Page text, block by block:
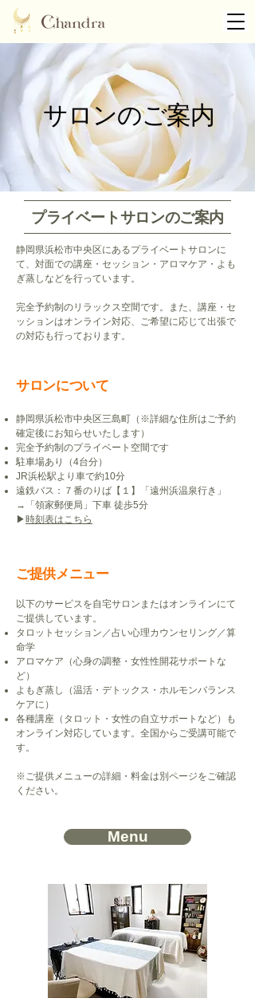
サロンのご案内
プライベートサロンのご案内
静岡県浜松市中央区にあるプライベートサロンに
て、対面での講座・セッション・アロマケア・よも
ぎ蒸しなどを行っています。
完全予約制のリラックス空間です。また、講座・セ
ッションはオンライン対応、ご希望に応じて出張で
の対応も行っております。
サロンについて
静岡県浜松市中央区三島町（※詳細な住所はご予約
確定後にお知らせいたします）
完全予約制のプライベート空間です
駐車場あり（4台分）
JR浜松駅より車で約10分
遠鉄バス：７番のりば【１】「遠州浜温泉行き」
→「領家郵便局」下車 徒歩5分
​▶︎ 時刻表はこちら
ご提供メニュー
以下のサービスを自宅サロンまたはオンラインにて
ご提供しています。
タロットセッション ／占い心理カウンセリング／算
命学
アロマケア（心身の調整・女性性開花サポートな
ど）
よもぎ蒸し（温活・デトックス・ホルモンバランス
ケアに）
各種講座（タロット・女性の自立サポートなど）も
オンライン対応しています。全国からご受講可能で
す。
※ご提供メニューの詳細・料金は別ページをご確認
ください。
Menu